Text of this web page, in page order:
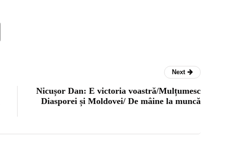
Next
Nicușor Dan: E victoria voastră/Mulțumesc
Diasporei și Moldovei/ De mâine la muncă